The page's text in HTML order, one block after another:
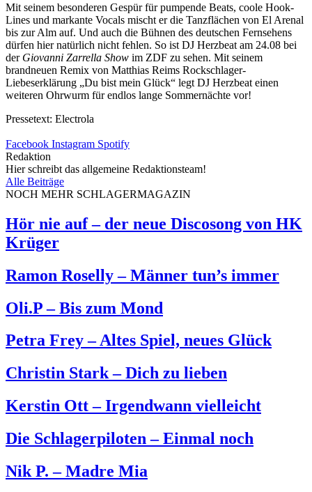
Mit seinem besonderen Gespür für pumpende Beats, coole Hook-
Lines und markante Vocals mischt er die Tanzflächen von El Arenal
bis zur Alm auf. Und auch die Bühnen des deutschen Fernsehens
dürfen hier natürlich nicht fehlen. So ist DJ Herzbeat am 24.08 bei
der Giovanni Zarrella Show im ZDF zu sehen. Mit seinem
brandneuen Remix von Matthias Reims Rockschlager-
Liebeserklärung „Du bist mein Glück“ legt DJ Herzbeat einen
weiteren Ohrwurm für endlos lange Sommernächte vor!
Pressetext: Electrola
Facebook Instagram Spotify
Redaktion
Hier schreibt das allgemeine Redaktionsteam!
Alle Beiträge
NOCH MEHR SCHLAGERMAGAZIN
Hör nie auf – der neue Discosong von HK
Krüger
Ramon Roselly – Männer tun’s immer
Oli.P – Bis zum Mond
Petra Frey – Altes Spiel, neues Glück
Christin Stark – Dich zu lieben
Kerstin Ott – Irgendwann vielleicht
Die Schlagerpiloten – Einmal noch
Nik P. – Madre Mia